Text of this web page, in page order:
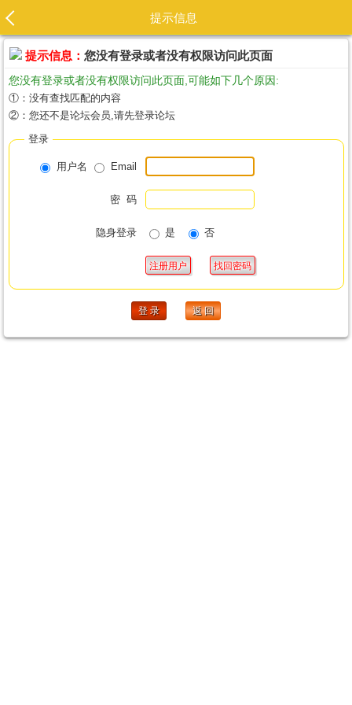
提示信息
提示信息： 您没有登录或者没有权限访问此页面
您没有登录或者没有权限访问此页面,可能如下几个原因:
①：没有查找匹配的内容
②：您还不是论坛会员,请先登录论坛
登录
用户名 Email
密 码
隐身登录 是 否